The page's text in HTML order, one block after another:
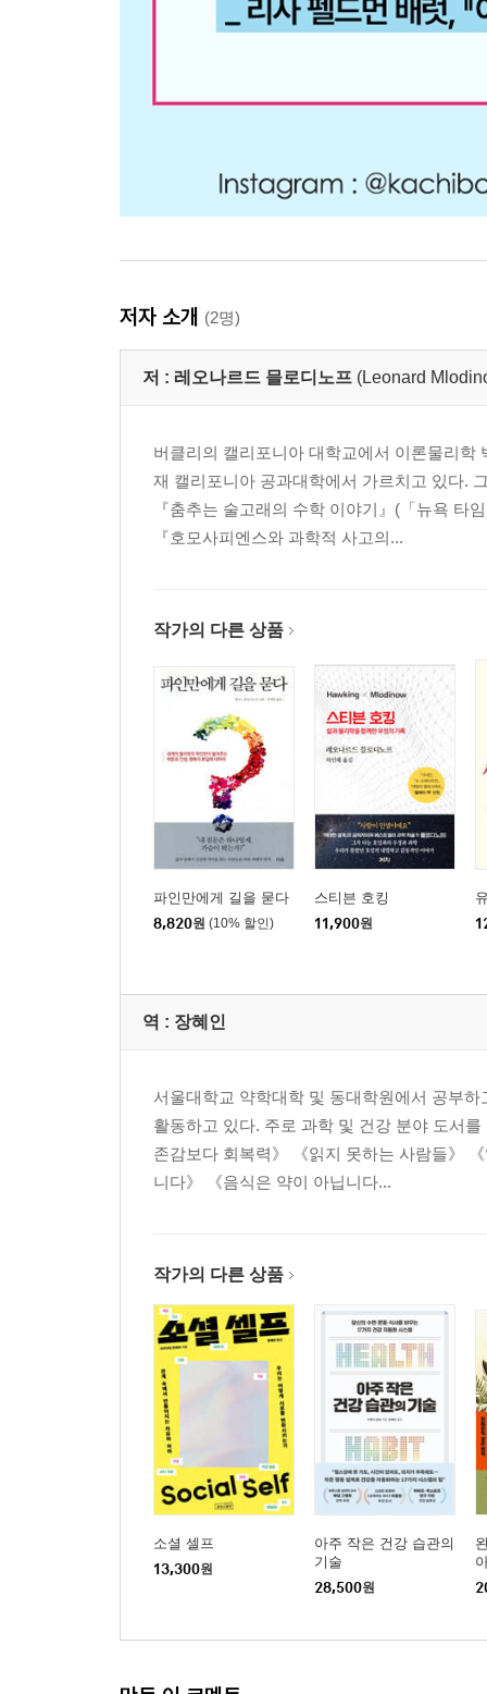
저자 소개 (2명)
저 : 레오나르드 믈로디노프 (Leonard
버클리의 캘리포니아 대학교에서 이론물리
재 캘리포니아 공과대학에서 가르치고 있다.
『춤추는 술고래의 수학 이야기』(「뉴욕 타
『호모사피엔스와 과학적 사고의...
작가의 다른 상품
파인만에게 길을 묻다
8,820원 (10% 할인)
스티븐 호킹
11,900원
역 : 장혜인
서울대학교 약학대학 및 동대학원에서 공부
활동하고 있다. 주로 과학 및 건강 분야 도서
존감보다 회복력》 《읽지 못하는 사람들》
니다》 《음식은 약이 아닙니다...
작가의 다른 상품
소셜 셀프
13,300원
아주 작은 건강 습관의
기술
28,500원